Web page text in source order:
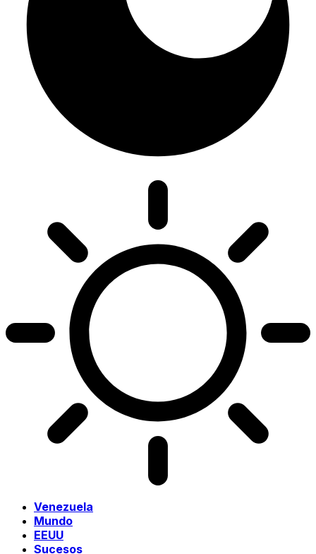
Venezuela
Mundo
EEUU
Sucesos